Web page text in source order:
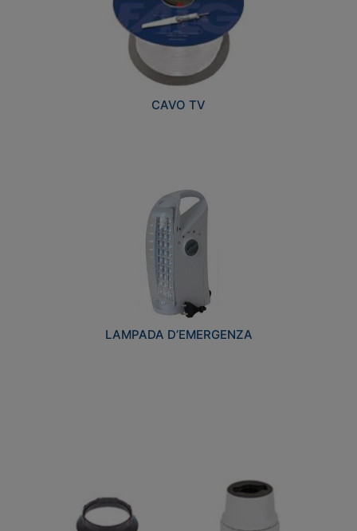
CAVO TV
LAMPADA D’EMERGENZA